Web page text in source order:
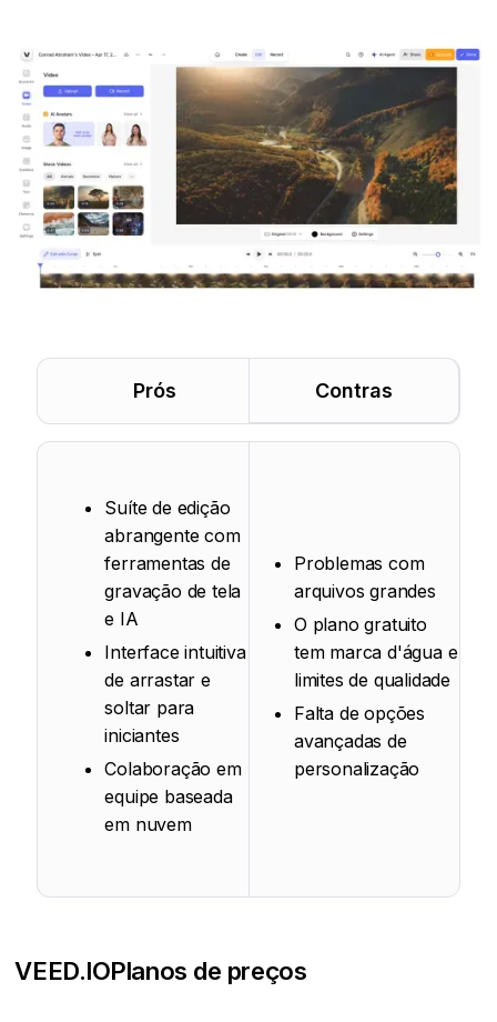
Prós Contras
Suíte de edição
abrangente com
ferramentas de
gravação de tela
e IA
Interface intuitiva
de arrastar e
soltar para
iniciantes
Colaboração em
equipe baseada
em nuvem
Problemas com
arquivos grandes
O plano gratuito
tem marca d'água e
limites de qualidade
Falta de opções
avançadas de
personalização
VEED.IOPlanos de preços